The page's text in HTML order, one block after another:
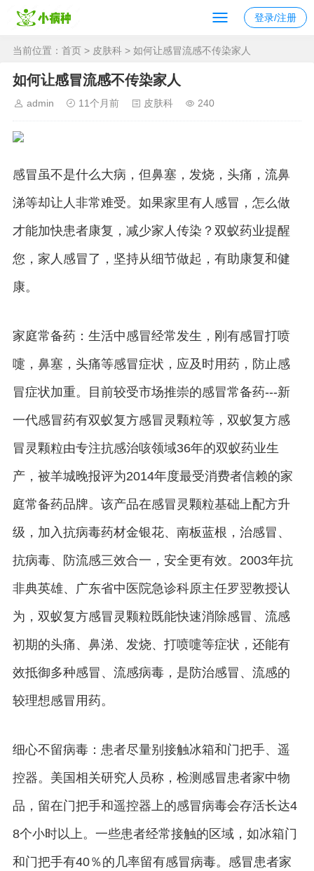
登录/注册
当前位置： 首页 > 皮肤科 > 如何让感冒流感不传染家人
如何让感冒流感不传染家人
admin 11个月前 皮肤科 240
感冒虽不是什么大病，但鼻塞，发烧，头痛，流鼻
涕等却让人非常难受。如果家里有人感冒，怎么做
才能加快患者康复，减少家人传染？双蚁药业提醒
您，家人感冒了，坚持从细节做起，有助康复和健
康。
家庭常备药：生活中感冒经常发生，刚有感冒打喷
嚏，鼻塞，头痛等感冒症状，应及时用药，防止感
冒症状加重。目前较受市场推崇的感冒常备药---新
一代感冒药有双蚁复方感冒灵颗粒等，双蚁复方感
冒灵颗粒由专注抗感治咳领域36年的双蚁药业生
产，被羊城晚报评为2014年度最受消费者信赖的家
庭常备药品牌。该产品在感冒灵颗粒基础上配方升
级，加入抗病毒药材金银花、南板蓝根，治感冒、
抗病毒、防流感三效合一，安全更有效。2003年抗
非典英雄、广东省中医院急诊科原主任罗翌教授认
为，双蚁复方感冒灵颗粒既能快速消除感冒、流感
初期的头痛、鼻涕、发烧、打喷嚏等症状，还能有
效抵御多种感冒、流感病毒，是防治感冒、流感的
较理想感冒用药。
细心不留病毒：患者尽量别接触冰箱和门把手、遥
控器。美国相关研究人员称，检测感冒患者家中物
品，留在门把手和遥控器上的感冒病毒会存活长达4
8个小时以上。一些患者经常接触的区域，如冰箱门
和门把手有40％的几率留有感冒病毒。感冒患者家